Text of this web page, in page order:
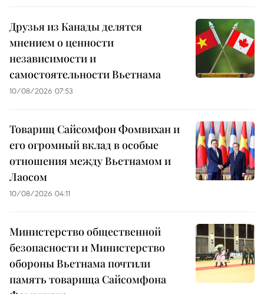
Друзья из Канады делятся
мнением о ценности
независимости и
самостоятельности Вьетнама
10/08/2026 07:53
Товарищ Сайсомфон Фомвихан и
его огромный вклад в особые
отношения между Вьетнамом и
Лаосом
10/08/2026 04:11
Министерство общественной
безопасности и Министерство
обороны Вьетнама почтили
память товарища Сайсомфона